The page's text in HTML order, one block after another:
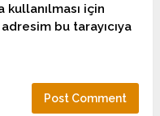
kullanılması için
bu tarayıcıya